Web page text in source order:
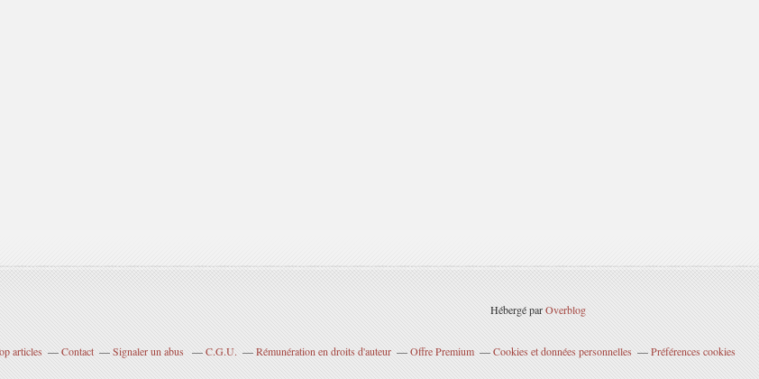
Hébergé parOverblog
articles Contact Signaler un abus C.G.U. Rémunération en droits d'auteur Offre Premium Cookies et données personnelles Préférences cookies